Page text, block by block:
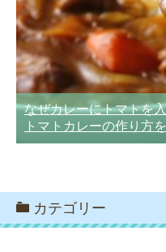
なぜカレーにトマトを
トマトカレーの作り方
カテゴリー